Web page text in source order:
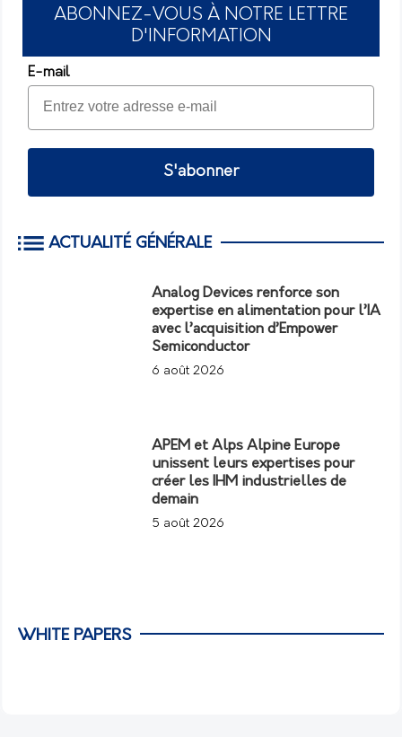
ABONNEZ-VOUS À NOTRE LETTRE
D'INFORMATION
E-mail
S'abonner
ACTUALITÉ GÉNÉRALE
Analog Devices renforce son
expertise en alimentation pour l’IA
avec l’acquisition d’Empower
Semiconductor
6 août 2026
APEM et Alps Alpine Europe
unissent leurs expertises pour
créer les IHM industrielles de
demain
5 août 2026
WHITE PAPERS